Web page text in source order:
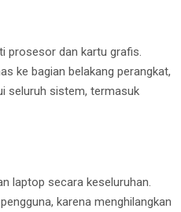
prosesor dan kartu grafis.
ke bagian belakang perangkat,
seluruh sistem, termasuk
laptop secara keseluruhan.
karena menghilangkan